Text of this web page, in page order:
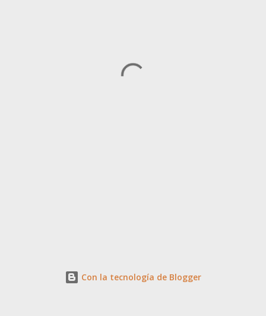
Con la tecnología de Blogger